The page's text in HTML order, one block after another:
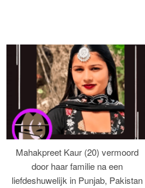
Mahakpreet Kaur (20) vermoord
door haar familie na een
liefdeshuwelijk in Punjab, Pakistan